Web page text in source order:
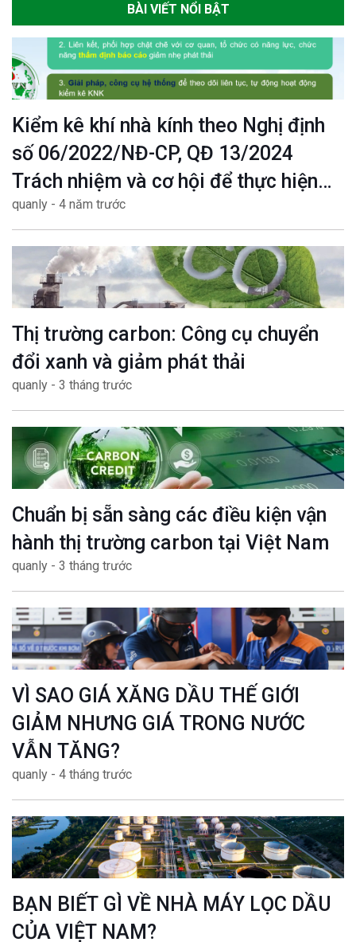
BÀI VIẾT NỔI BẬT
Kiểm kê khí nhà kính theo Nghị định
số 06/2022/NĐ-CP, QĐ 13/2024
Trách nhiệm và cơ hội để thực hiện
mục tiêu Net zero
quanly - 4 năm trước
Thị trường carbon: Công cụ chuyển
đổi xanh và giảm phát thải
quanly - 3 tháng trước
Chuẩn bị sẵn sàng các điều kiện vận
hành thị trường carbon tại Việt Nam
quanly - 3 tháng trước
VÌ SAO GIÁ XĂNG DẦU THẾ GIỚI
GIẢM NHƯNG GIÁ TRONG NƯỚC
VẪN TĂNG?
quanly - 4 tháng trước
BẠN BIẾT GÌ VỀ NHÀ MÁY LỌC DẦU
CỦA VIỆT NAM?